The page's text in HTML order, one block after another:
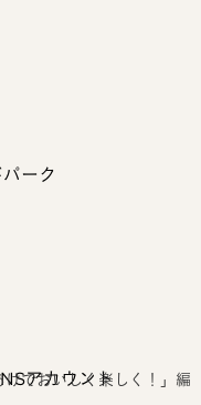
ーク
アカウント
でおいしく楽しく！」編